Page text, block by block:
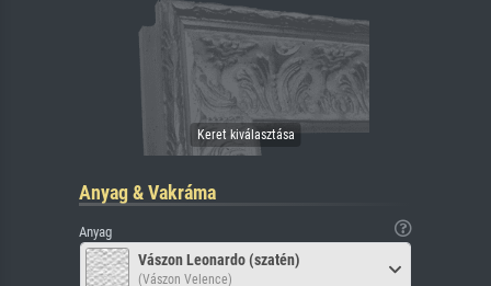
Anyag & Vakráma
Anyag
Vászon Leonardo (szatén)
(Vászon Velence)